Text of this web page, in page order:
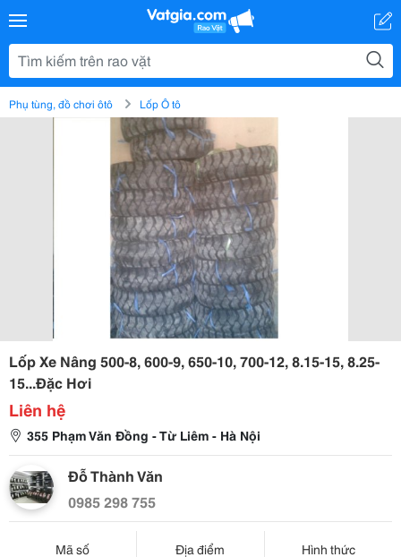
Phụ tùng, đồ chơi ôtô Lốp Ô tô
Lốp Xe Nâng 500-8, 600-9, 650-10, 700-12, 8.15-15, 8.25-
15...Đặc Hơi
Liên hệ
355 Phạm Văn Đồng - Từ Liêm - Hà Nội
Đỗ Thành Văn
0985 298 755
Mã số
Địa điểm
Hình thức